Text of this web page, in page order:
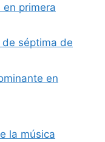
en primera
de séptima de
en
la música